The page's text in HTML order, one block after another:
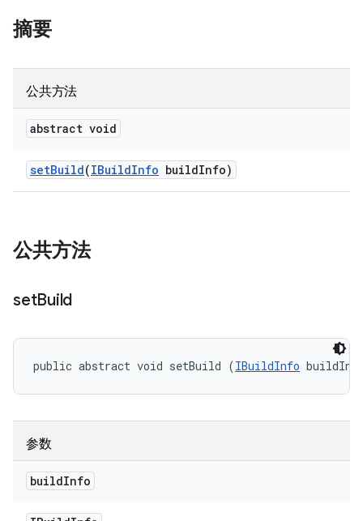
摘要
公共方法
abstract void
setBuild(IBuildInfo buildInfo)
公共方法
setBuild
public abstract void setBuild (IBuildInfo
参数
buildInfo